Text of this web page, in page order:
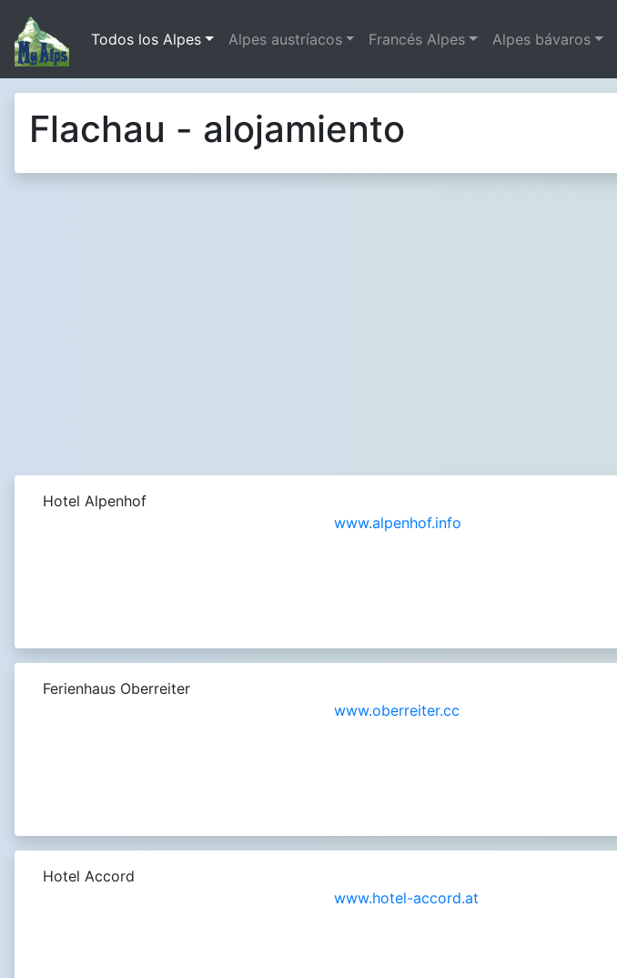
Todos los Alpes Alpes austríacos Francés Alpes Alpes bávaros
Flachau - alojamiento
Hotel Alpenhof
www.alpenhof.info
Ferienhaus Oberreiter
www.oberreiter.cc
Hotel Accord
www.hotel-accord.at